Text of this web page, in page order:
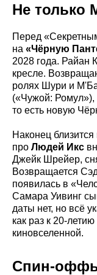
Не только
Перед
на «Чёрную
2028 года. Райан
кресле.
ролях Шури и
(«Чужой: Ромул»),
то есть новую
Наконец
про Людей Икс
Джейк Шрейер,
Возвращается
появилась в
Самара Уивинг
даты нет, но всё
как раз к 20-
киновселенной.
Спин-